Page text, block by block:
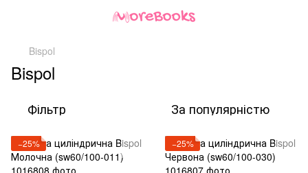
Bispol
Bispol
Фільтр За популярністю
−25% −25%